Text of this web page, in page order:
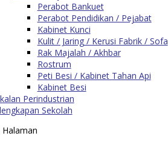
Perabot Bankuet
Perabot Pendidikan / Pejabat
Kabinet Kunci
Kulit / Jaring / Kerusi Fabrik / Sofa
Rak Majalah / Akhbar
Rostrum
Peti Besi / Kabinet Tahan Api
Kabinet Besi
Perindustrian
Sekolah